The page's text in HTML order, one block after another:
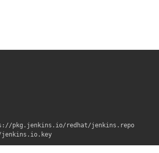
pkg.jenkins.io/redhat/jenkins.repo
jenkins.io.key